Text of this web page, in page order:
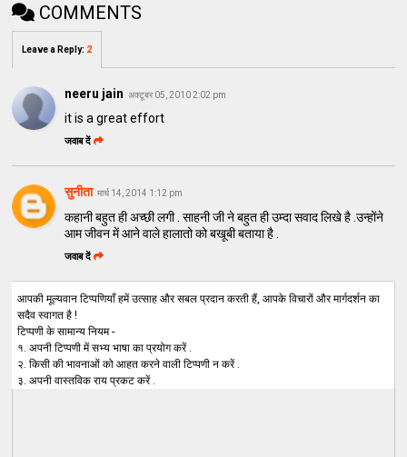
COMMENTS
Leave a Reply: 2
neeru jain अक्टूबर 05, 2010 2:02 pm
it is a great effort
जवाब दें
सुनीता मार्च 14, 2014 1:12 pm
कहानी बहुत ही अच्छी लगी . साहनी जी ने बहुत ही उम्दा सवाद लिखे है .उन्होंने
आम जीवन में आने वाले हालातो को बखूबी बताया है .
जवाब दें
आपकी मूल्यवान टिप्पणियाँ हमें उत्साह और सबल प्रदान करती हैं, आपके विचारों और मार्गदर्शन का
सदैव स्वागत है !
टिप्पणी के सामान्य नियम -
१. अपनी टिप्पणी में सभ्य भाषा का प्रयोग करें .
२. किसी की भावनाओं को आहत करने वाली टिप्पणी न करें .
३. अपनी वास्तविक राय प्रकट करें .